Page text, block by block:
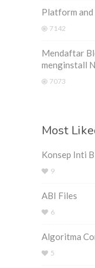
Platform and
7142
Mendaftar
menginstall
7073
Most
Konsep Inti
9
ABI Files
6
Algoritma
5